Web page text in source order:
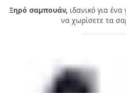
Ξηρό σαμπουάν, ιδανικό για
να χωρίσετε τα